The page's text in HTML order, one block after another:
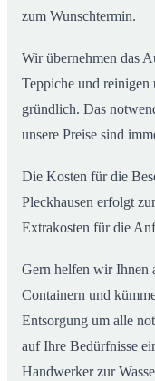
zum Wunschtermin.
Wir übernehmen das
Teppiche und reinigen
gründlich. Das
unsere Preise sind
Die Kosten für die
Pleckhausen erfolgt
Extrakosten für die
Gern helfen wir Ihnen
Containern und
Entsorgung um alle
auf Ihre Bedürfnisse
Handwerker zur